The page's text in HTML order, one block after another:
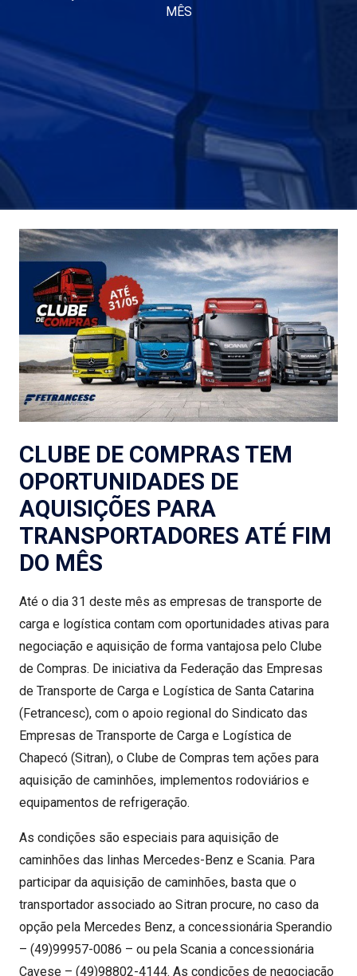
MÊS
CLUBE DE COMPRAS TEM
OPORTUNIDADES DE
AQUISIÇÕES PARA
TRANSPORTADORES ATÉ FIM
DO MÊS
Até o dia 31 deste mês as empresas de transporte de
carga e logística contam com oportunidades ativas para
negociação e aquisição de forma vantajosa pelo Clube
de Compras. De iniciativa da Federação das Empresas
de Transporte de Carga e Logística de Santa Catarina
(Fetrancesc), com o apoio regional do Sindicato das
Empresas de Transporte de Carga e Logística de
Chapecó (Sitran), o Clube de Compras tem ações para
aquisição de caminhões, implementos rodoviários e
equipamentos de refrigeração.
As condições são especiais para aquisição de
caminhões das linhas Mercedes-Benz e Scania. Para
participar da aquisição de caminhões, basta que o
transportador associado ao Sitran procure, no caso da
opção pela Mercedes Benz, a concessionária Sperandio
– (49)99957-0086 – ou pela Scania a concessionária
Cavese – (49)98802-4144. As condições de negociação